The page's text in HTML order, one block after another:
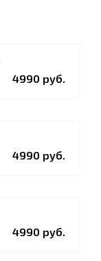
4990 руб.
4990 руб.
4990 руб.